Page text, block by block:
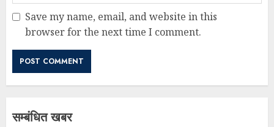
Save my name, email, and website in this
browser for the next time I comment.
सम्बंधित खबर